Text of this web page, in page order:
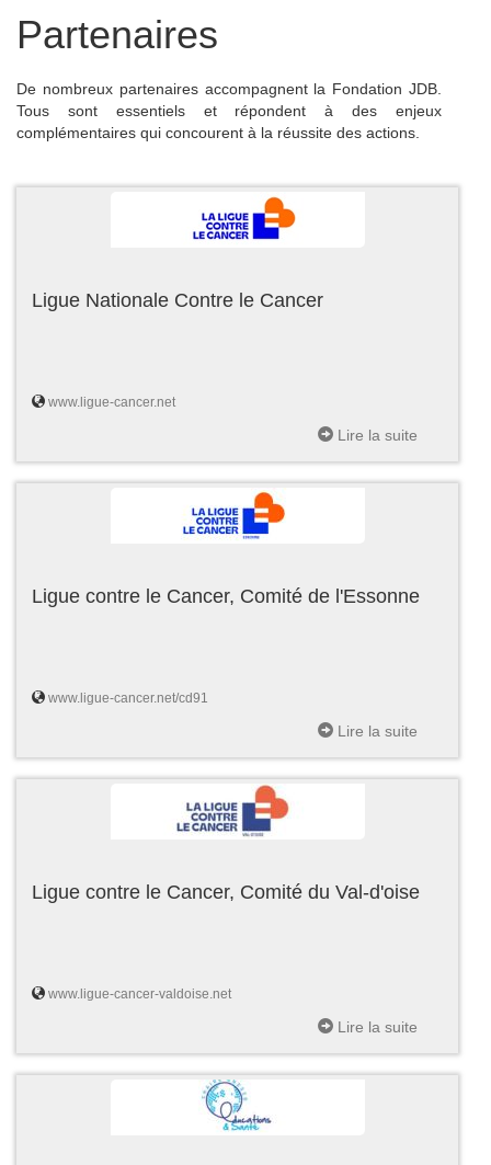
Partenaires
De nombreux partenaires accompagnent la Fondation JDB.
Tous sont essentiels et répondent à des enjeux
complémentaires qui concourent à la réussite des actions.
Ligue Nationale Contre le Cancer
www.ligue-cancer.net
Lire la suite
Ligue contre le Cancer, Comité de l'Essonne
www.ligue-cancer.net/cd91
Lire la suite
Ligue contre le Cancer, Comité du Val-d'oise
www.ligue-cancer-valdoise.net
Lire la suite